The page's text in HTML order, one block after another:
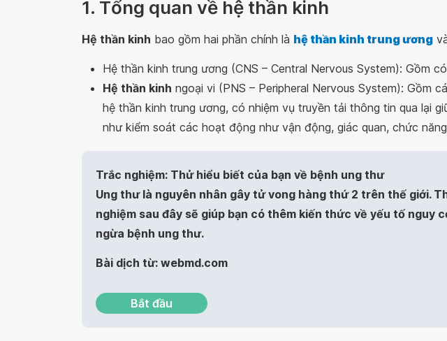
1. Tổng quan về hệ thần kinh
Hệ thần kinh bao gồm hai phần chính là hệ thần kinh trung ương
Hệ thần kinh trung ương (CNS – Central Nervous System): Gồm
Hệ thần kinh ngoại vi (PNS – Peripheral Nervous System): Gồm
hệ thần kinh trung ương, có nhiệm vụ truyền tải thông tin qua lại
như kiểm soát các hoạt động như vận động, giác quan, chức
Trắc nghiệm: Thử hiểu biết của bạn về bệnh ung thư
Ung thư là nguyên nhân gây tử vong hàng thứ 2 trên thế giới.
nghiệm sau đây sẽ giúp bạn có thêm kiến thức về yếu tố nguy
ngừa bệnh ung thư.
Bài dịch từ: webmd.com
Bắt đầu